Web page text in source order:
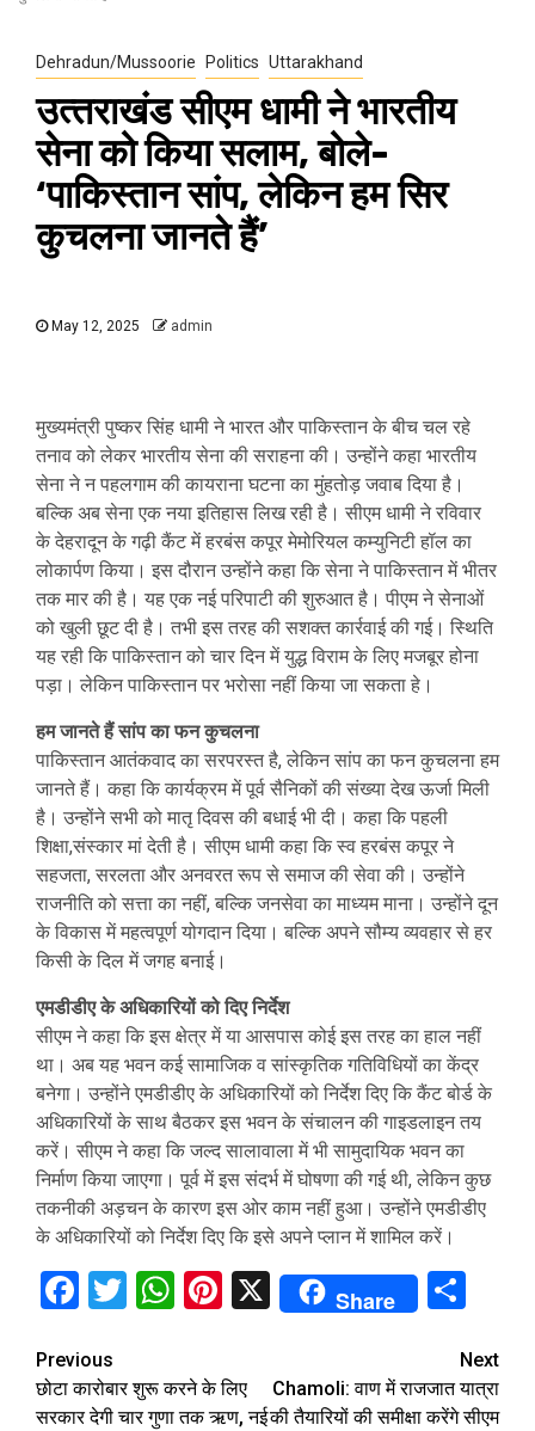
Dehradun/Mussoorie Politics Uttarakhand
उत्‍तराखंड सीएम धामी ने भारतीय
सेना को किया सलाम, बोले-
‘पाकिस्‍तान सांप, लेकिन हम सिर
कुचलना जानते हैं’
May 12, 2025 admin
मुख्यमंत्री पुष्कर सिंह धामी ने भारत और पाकिस्‍तान के बीच चल रहे
तनाव को लेकर भारतीय सेना की सराहना की। उन्‍होंने कहा भारतीय
सेना ने न पहलगाम की कायराना घटना का मुंहतोड़ जवाब दिया है।
बल्कि अब सेना एक नया इतिहास लिख रही है। सीएम धामी ने रविवार
के देहरादून के गढ़ी कैंट में हरबंस कपूर मेमोरियल कम्युनिटी हॉल का
लोकार्पण किया। इस दौरान उन्‍होंने कहा कि सेना ने पाकिस्तान में भीतर
तक मार की है। यह एक नई परिपाटी की शुरुआत है। पीएम ने सेनाओं
को खुली छूट दी है। तभी इस तरह की सशक्त कार्रवाई की गई। स्थिति
यह रही कि पाकिस्तान को चार दिन में युद्ध विराम के लिए मजबूर होना
पड़ा। लेकिन पाकिस्तान पर भरोसा नहीं किया जा सकता हे।
हम जानते हैं सांप का फन कुचलना
पाकिस्तान आतंकवाद का सरपरस्त है, लेकिन सांप का फन कुचलना हम
जानते हैं। कहा कि कार्यक्रम में पूर्व सैनिकों की संख्या देख ऊर्जा मिली
है। उन्होंने सभी को मातृ दिवस की बधाई भी दी। कहा कि पहली
शिक्षा,संस्कार मां देती है। सीएम धामी कहा कि स्व हरबंस कपूर ने
सहजता, सरलता और अनवरत रूप से समाज की सेवा की। उन्होंने
राजनीति को सत्ता का नहीं, बल्कि जनसेवा का माध्यम माना। उन्होंने दून
के विकास में महत्वपूर्ण योगदान दिया। बल्कि अपने सौम्य व्यवहार से हर
किसी के दिल में जगह बनाई।
एमडीडीए के अधिकारियों को दिए निर्देश
सीएम ने कहा कि इस क्षेत्र में या आसपास कोई इस तरह का हाल नहीं
था। अब यह भवन कई सामाजिक व सांस्कृतिक गतिविधियों का केंद्र
बनेगा। उन्होंने एमडीडीए के अधिकारियों को निर्देश दिए कि कैंट बोर्ड के
अधिकारियों के साथ बैठकर इस भवन के संचालन की गाइडलाइन तय
करें। सीएम ने कहा कि जल्द सालावाला में भी सामुदायिक भवन का
निर्माण किया जाएगा। पूर्व में इस संदर्भ में घोषणा की गई थी, लेकिन कुछ
तकनीकी अड़चन के कारण इस ओर काम नहीं हुआ। उन्होंने एमडीडीए
के अधिकारियों को निर्देश दिए कि इसे अपने प्लान में शामिल करें।
Facebook
Twitter
WhatsApp
Pinterest
X Share
Continue
Reading
Previous
छोटा कारोबार शुरू करने के लिए
सरकार देगी चार गुणा तक ऋण, नई
Next
Chamoli: वाण में राजजात यात्रा
की तैयारियों की समीक्षा करेंगे सीएम